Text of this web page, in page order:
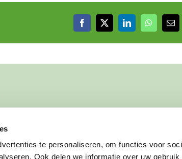
te personaliseren, om functies voor
Ook delen we informatie over uw gebruik
Facebook
X LinkedIn
E-
gebruiken?
gezin verwijzen?
de gemeente?